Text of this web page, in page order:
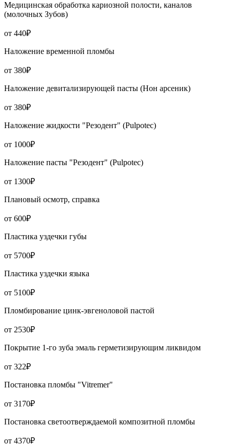
Медицинская обработка кариозной полости, каналов
(молочных Зубов)
от 440₽
Наложение временной пломбы
от 380₽
Наложение девитализирующей пасты (Нон арсеник)
от 380₽
Наложение жидкости "Резодент" (Pulpotec)
от 1000₽
Наложение пасты "Резодент" (Pulpotec)
от 1300₽
Плановый осмотр, справка
от 600₽
Пластика уздечки губы
от 5700₽
Пластика уздечки языка
от 5100₽
Пломбирование цинк-эвгеноловой пастой
от 2530₽
Покрытие 1-го зуба эмаль герметизирующим ликвидом
от 322₽
Постановка пломбы "Vitremer"
от 3170₽
Постановка светоотверждаемой композитной пломбы
от 4370₽